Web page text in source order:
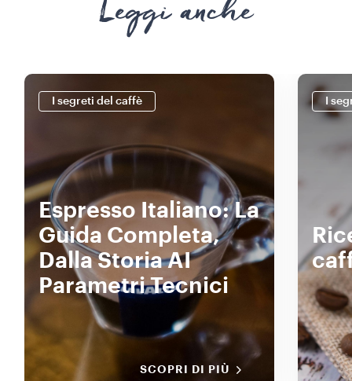
Leggi anche
I segreti del caffè
Espresso Italiano: La
Guida Completa,
Dalla Storia AI
Parametri Tecnici
SCOPRI DI PIÙ
I